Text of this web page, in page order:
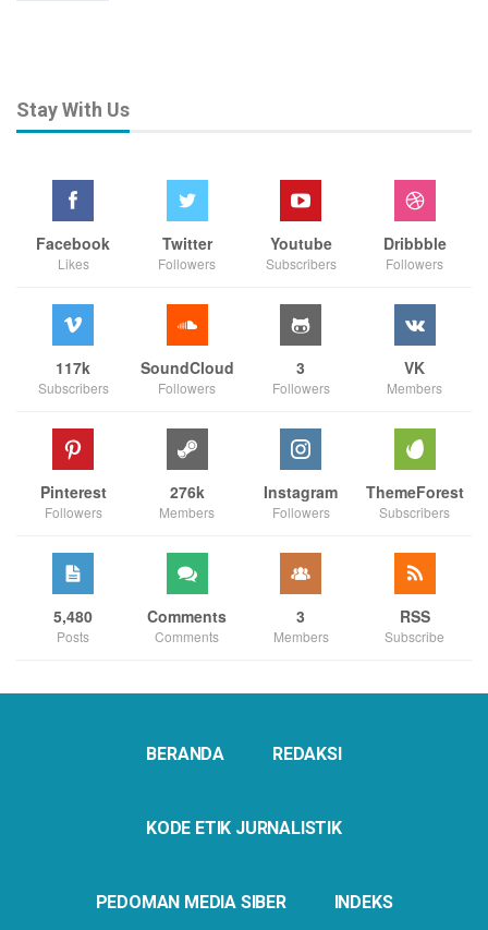
Stay With Us
Facebook
Likes
Twitter
Followers
Youtube
Subscribers
Dribbble
Followers
117k
Subscribers
SoundCloud
Followers
3
Followers
VK
Members
Pinterest
Followers
276k
Members
Instagram
Followers
ThemeForest
Subscribers
5,480
Posts
Comments
Comments
3
Members
RSS
Subscribe
BERANDA REDAKSI
KODE ETIK JURNALISTIK
PEDOMAN MEDIA SIBER INDEKS